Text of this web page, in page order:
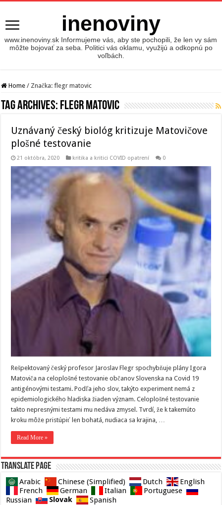
inenoviny
www.inenoviny.sk Informujeme vás, aby ste pochopili, že len vy sám
môžte bojovať za seba. Politici vás oklamu, využijú a odkopnú po
voľbách.
Home / Značka:flegr matovic
Tag Archives: flegr matovic
Uznávaný český biológ kritizuje Matovičove
plošné testovanie
21 októbra, 2020 kritika a kritici COVID opatrení 0
Rešpektovaný český profesor Jaroslav Flegr spochybňuje plány Igora
Matoviča na celoplošné testovanie občanov Slovenska na Covid 19
antigénovými testami. Podľa jeho slov, takýto experiment nemá z
epidemiologického hladiska žiaden význam. Celoplošné testovanie
takto nepresnými testami mu nedáva zmysel. Tvrdí, že k takemúto
kroku môže pristúpiť len bohatá, nudiaca sa krajina, …
Read More »
Translate page
Arabic Chinese (Simplified) Dutch
English
French
German Italian
Portuguese
Russian
Slovak Spanish